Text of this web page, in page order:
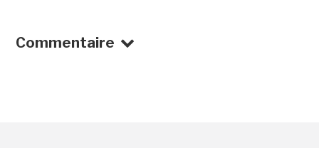
Commentaire